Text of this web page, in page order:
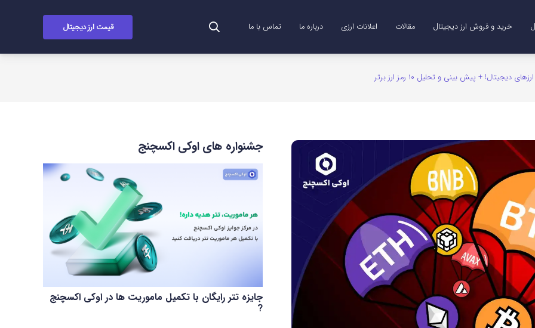
خرید و فروش ارز دیجیتال مقالات اعلانات ارزی درباره ما تماس با ما قیمت ارز دیجیتال
جشنواره های اوکی اکسچنج
جایزه تتر رایگان با تکمیل ماموریت ها در اوکی اکسچنج
?